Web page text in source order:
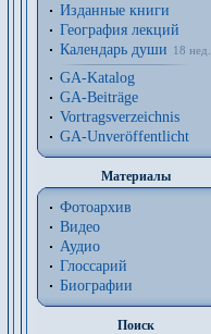
Изданные книги
География лекций
Календарь души
18 нед.
GA-Katalog
GA-Beiträge
Vortragsverzeichnis
GA-Unveröffentlicht
Материалы
Фотоархив
Видео
Аудио
Глоссарий
Биографии
Поиск